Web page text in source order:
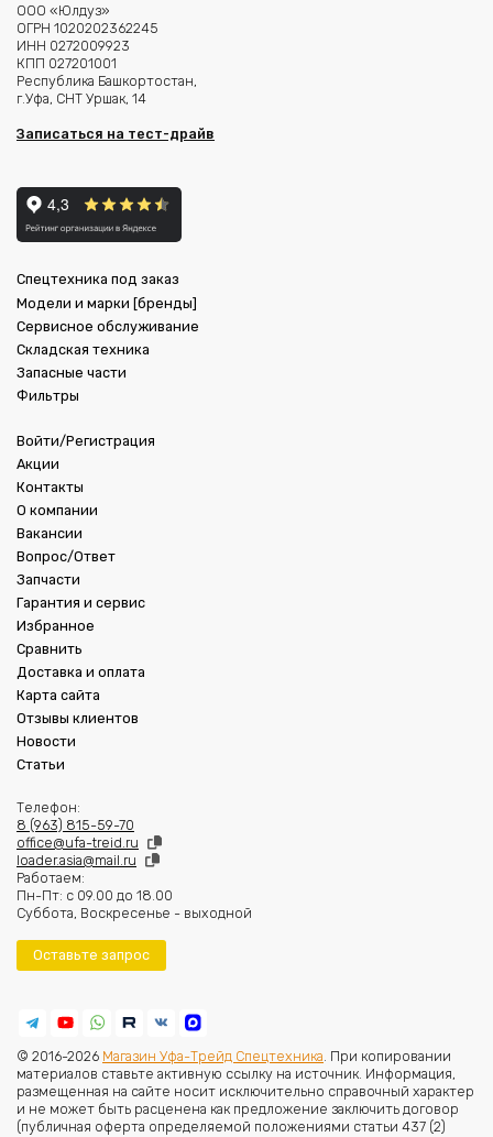
ООО «Юлдуз»
ОГРН 1020202362245
ИНН 0272009923
КПП 027201001
Республика Башкортостан,
г.Уфа, СНТ Уршак, 14
Записаться на тест-драйв
Спецтехника под заказ
Модели и марки [бренды]
Сервисное обслуживание
Складская техника
Запасные части
Фильтры
Войти/Регистрация
Акции
Контакты
О компании
Вакансии
Вопрос/Ответ
Запчасти
Гарантия и сервис
Избранное
Сравнить
Доставка и оплата
Карта сайта
Отзывы клиентов
Новости
Статьи
Телефон:
8 (963) 815-59-70
office@ufa-treid.ru
loader.asia@mail.ru
Работаем:
Пн-Пт: с 09.00 до 18.00
Суббота, Воскресенье - выходной
Оставьте запрос
© 2016-2026 Магазин Уфа-Трейд Спецтехника . При копировании
материалов ставьте активную ссылку на источник. Информация,
размещенная на сайте носит исключительно справочный характер
и не может быть расценена как предложение заключить договор
(публичная оферта определяемой положениями статьи 437 (2)